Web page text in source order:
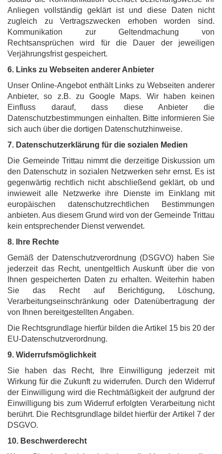
Anliegen vollständig geklärt ist und diese Daten nicht
zugleich zu Vertragszwecken erhoben worden sind.
Kommunikation zur Geltendmachung von
Rechtsansprüchen wird für die Dauer der jeweiligen
Verjährungsfrist gespeichert.
6. Links zu Webseiten anderer Anbieter
Unser Online-Angebot enthält Links zu Webseiten anderer
Anbieter, so z.B. zu Google Maps. Wir haben keinen
Einfluss darauf, dass diese Anbieter die
Datenschutzbestimmungen einhalten. Bitte informieren Sie
sich auch über die dortigen Datenschutzhinweise.
7. Datenschutzerklärung für die sozialen Medien
Die Gemeinde Trittau nimmt die derzeitige Diskussion um
den Datenschutz in sozialen Netzwerken sehr ernst. Es ist
gegenwärtig rechtlich nicht abschließend geklärt, ob und
inwieweit alle Netzwerke ihre Dienste im Einklang mit
europäischen datenschutzrechtlichen Bestimmungen
anbieten. Aus diesem Grund wird von der Gemeinde Trittau
kein entsprechender Dienst verwendet.
8. Ihre Rechte
Gemäß der Datenschutzverordnung (DSGVO) haben Sie
jederzeit das Recht, unentgeltlich Auskunft über die von
Ihnen gespeicherten Daten zu erhalten. Weiterhin haben
Sie das Recht auf Berichtigung, Löschung,
Verarbeitungseinschränkung oder Datenübertragung der
von Ihnen bereitgestellten Angaben.
Die Rechtsgrundlage hierfür bilden die Artikel 15 bis 20 der
EU-Datenschutzverordnung.
9. Widerrufsmöglichkeit
Sie haben das Recht, Ihre Einwilligung jederzeit mit
Wirkung für die Zukunft zu widerrufen. Durch den Widerruf
der Einwilligung wird die Rechtmäßigkeit der aufgrund der
Einwilligung bis zum Widerruf erfolgten Verarbeitung nicht
berührt. Die Rechtsgrundlage bildet hierfür der Artikel 7 der
DSGVO.
10. Beschwerderecht